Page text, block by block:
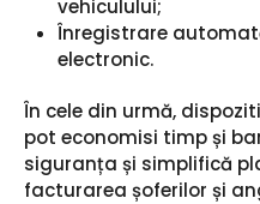
vehiculului;
Înregistrare
electronic.
În cele din urmă,
pot economisi timp și
siguranța și simplifică
facturarea șoferilor și